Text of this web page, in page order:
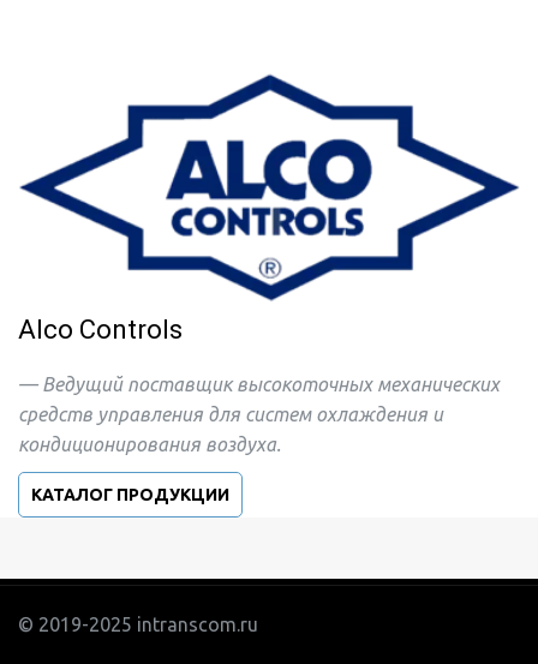
Alco Controls
— Ведущий поставщик высокоточных механических
средств управления для систем охлаждения и
кондиционирования воздуха.
КАТАЛОГ ПРОДУКЦИИ
© 2019-2025 intranscom.ru